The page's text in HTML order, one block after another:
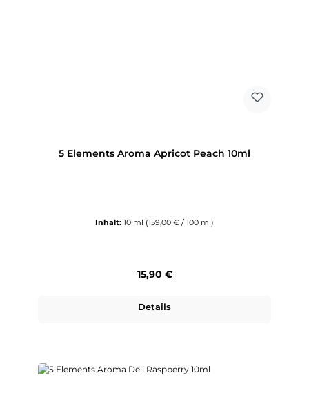
5 Elements Aroma Apricot Peach 10ml
Inhalt: 10 ml (159,00 € / 100 ml)
Regulärer Preis:
15,90 €
Details